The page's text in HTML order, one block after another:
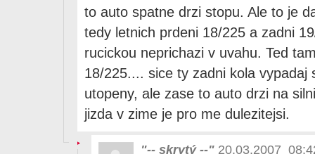
to auto spatne drzi stopu. Ale to je
tedy letnich prdeni 18/225 a zadni
rucickou neprichazi v uvahu. Ted
18/225.... sice ty zadni kola vypadaj
utopeny, ale zase to auto drzi na
jizda v zime je pro me dulezitejsi.
"-- skrytý --" 20.03.2007